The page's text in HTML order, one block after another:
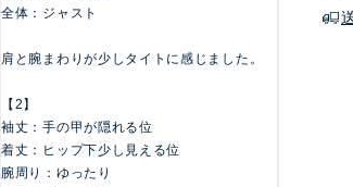
全体：ジャスト
肩と腕まわりが少しタイトに感じました。
【2】
袖丈：手の甲が隠れる位
着丈：ヒップ下少し見える位
腕周り：ゆったり